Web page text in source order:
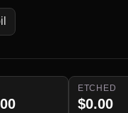
ETCHED
$0.00